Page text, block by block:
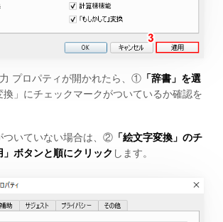
プロパティが開かれたら、①「辞書」を選
換」にチェックマークがついているか確認を
ついていない場合は、②「絵文字変換」のチ
」ボタンと順にクリック します。